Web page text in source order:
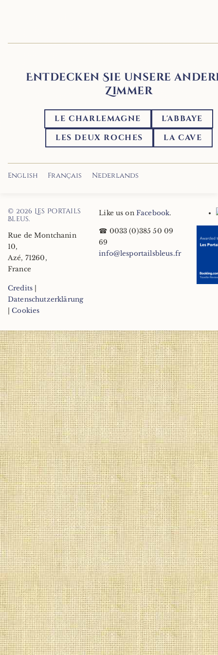
Entdecken Sie unsere
Zimmer
LE CHARLEMAGNE
L'ABBAYE
LES DEUX ROCHES
LA CAVE
English Français Nederlands
© 2026 Les Portails
Bleus.
Rue de Montchanin
10,
Azé, 71260,
France
Credits
Datenschutzerklärung
|Cookies
Like us on Facebook.
☎ 0033 (0)385 50 09
69
info@lesportailsbleus.fr